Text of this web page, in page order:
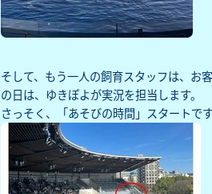
そして、もう一人の飼育スタッフは、お
の日は、ゆきぽよが実況を担当します。
さっそく、「あそびの時間」スタートです